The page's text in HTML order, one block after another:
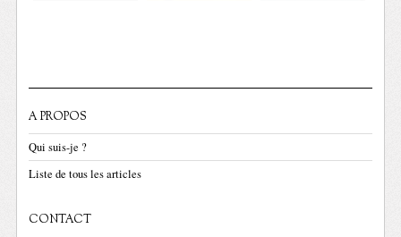
A PROPOS
Qui suis-je ?
Liste de tous les articles
CONTACT